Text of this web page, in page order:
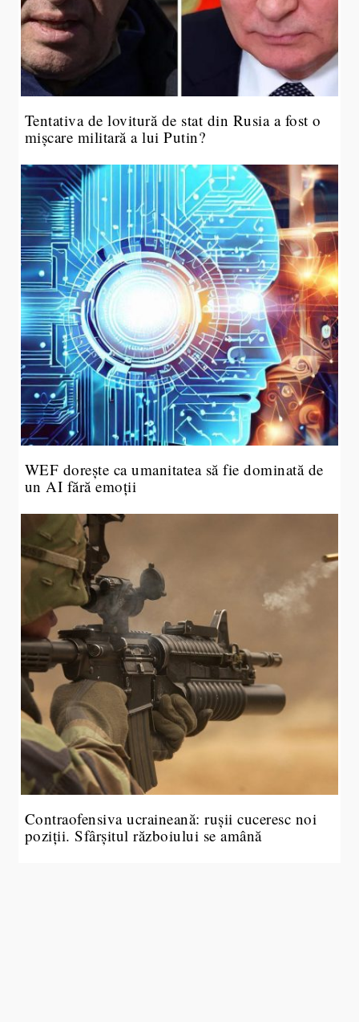
Tentativa de lovitură de stat din Rusia a fost o
mișcare militară a lui Putin?
WEF dorește ca umanitatea să fie dominată de
un AI fără emoții
Contraofensiva ucraineană: rușii cuceresc noi
poziții. Sfârșitul războiului se amână